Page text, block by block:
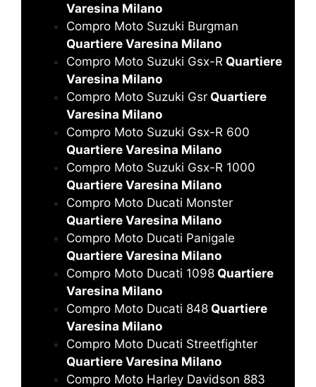
Varesina Milano
Compro Moto Suzuki Burgman
Quartiere Varesina Milano
Compro Moto Suzuki Gsx-R Quartiere
Varesina Milano
Compro Moto Suzuki Gsr Quartiere
Varesina Milano
Compro Moto Suzuki Gsx-R 600
Quartiere Varesina Milano
Compro Moto Suzuki Gsx-R 1000
Quartiere Varesina Milano
Compro Moto Ducati Monster
Quartiere Varesina Milano
Compro Moto Ducati Panigale
Quartiere Varesina Milano
Compro Moto Ducati 1098 Quartiere
Varesina Milano
Compro Moto Ducati 848 Quartiere
Varesina Milano
Compro Moto Ducati Streetfighter
Quartiere Varesina Milano
Compro Moto Harley Davidson 883